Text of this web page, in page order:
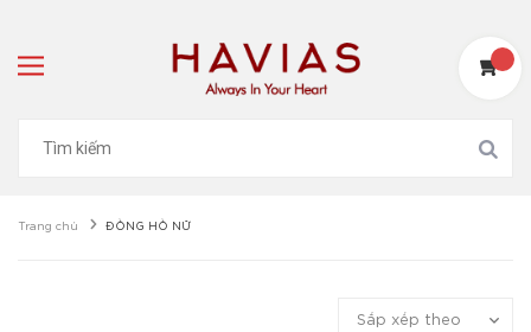
Trang chủ ĐỒNG HỒ NỮ
Sắp xếp theo